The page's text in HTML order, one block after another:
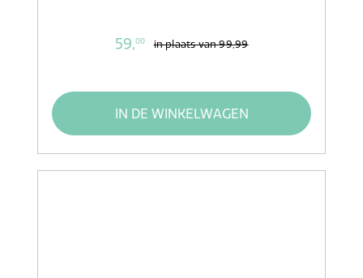
59,00 in plaats van99,99
IN DE WINKELWAGEN